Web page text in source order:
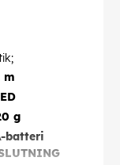
m
g
batteri